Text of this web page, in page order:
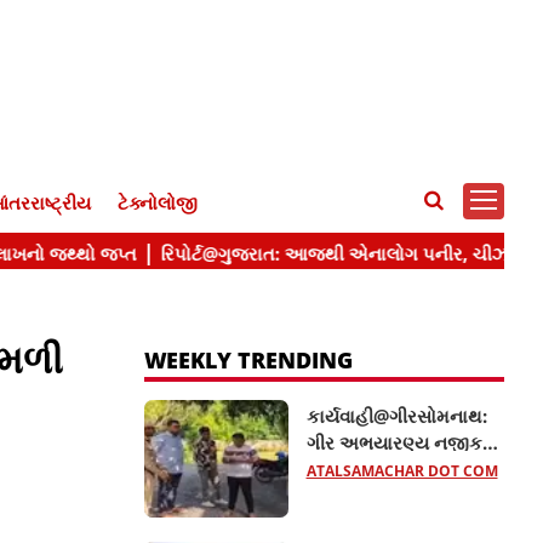
ટેક્નોલોજી
WEEKLY TRENDING
કાર્યવાહી@ગીરસોમનાથ:
ગીર અભયારણ્ય નજીક
તંત્રનો સપાટો, નિયમભંગ
ATALSAMACHAR DOT COM